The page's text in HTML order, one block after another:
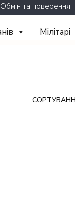
Обмін та поверення
Мілітарі